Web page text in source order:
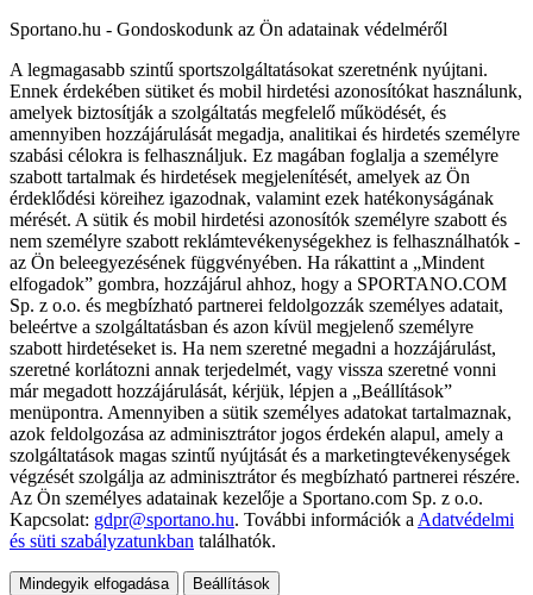
Sportano.hu - Gondoskodunk az Ön adatainak védelméről
A legmagasabb szintű sportszolgáltatásokat szeretnénk nyújtani.
Ennek érdekében sütiket és mobil hirdetési azonosítókat használunk,
amelyek biztosítják a szolgáltatás megfelelő működését, és
amennyiben hozzájárulását megadja, analitikai és hirdetés személyre
szabási célokra is felhasználjuk. Ez magában foglalja a személyre
szabott tartalmak és hirdetések megjelenítését, amelyek az Ön
érdeklődési köreihez igazodnak, valamint ezek hatékonyságának
mérését. A sütik és mobil hirdetési azonosítók személyre szabott és
nem személyre szabott reklámtevékenységekhez is felhasználhatók -
az Ön beleegyezésének függvényében. Ha rákattint a „Mindent
elfogadok” gombra, hozzájárul ahhoz, hogy a SPORTANO.COM
Sp. z o.o. és megbízható partnerei feldolgozzák személyes adatait,
beleértve a szolgáltatásban és azon kívül megjelenő személyre
szabott hirdetéseket is. Ha nem szeretné megadni a hozzájárulást,
szeretné korlátozni annak terjedelmét, vagy vissza szeretné vonni
már megadott hozzájárulását, kérjük, lépjen a „Beállítások”
menüpontra. Amennyiben a sütik személyes adatokat tartalmaznak,
azok feldolgozása az adminisztrátor jogos érdekén alapul, amely a
szolgáltatások magas szintű nyújtását és a marketingtevékenységek
végzését szolgálja az adminisztrátor és megbízható partnerei részére.
Az Ön személyes adatainak kezelője a Sportano.com Sp. z o.o.
Kapcsolat: gdpr@sportano.hu. További információk a Adatvédelmi
és süti szabályzatunkban találhatók.
Mindegyik elfogadása Beállítások